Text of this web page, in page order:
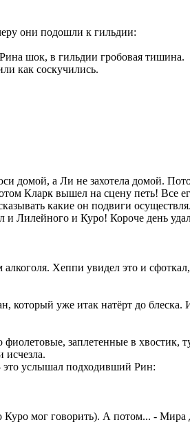
они подошли к гильдии:
шок, в гильдии гробовая тишина.
как соскучились.
а Ли не захотела домой.
Кларк вышел на сцену петь! Все
какие он подвиги
и Лилейного и Куро! Короче день
Хеппи увидел это и
который уже итак натёрт до
заплетенные в хвостик,
исчезла.
это услышал подходивший Рин:
мог говорить). А потом... -